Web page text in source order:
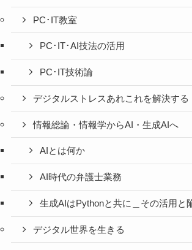
PC･IT教室
PC･IT･AI技法の活用
PC･IT技術論
デジタルストレスあれこれを解決する
情報総論・情報学からAI・生成AIへ
AIとは何か
AI時代の弁護士業務
生成AIはPythonと共に＿その活用と
デジタル世界を生きる